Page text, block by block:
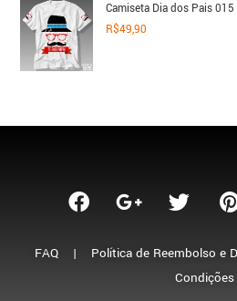
Camiseta Dia dos Pais 015
R$49,90
FAQ | Política de Reembolso e
Condições